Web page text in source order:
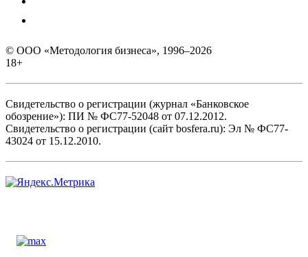
© ООО «Методология бизнеса», 1996–2026
18+
Свидетельство о регистрации (журнал «Банковское
обозрение»): ПИ № ФС77-52048 от 07.12.2012.
Свидетельство о регистрации (сайт bosfera.ru): Эл № ФС77-
43024 от 15.12.2010.